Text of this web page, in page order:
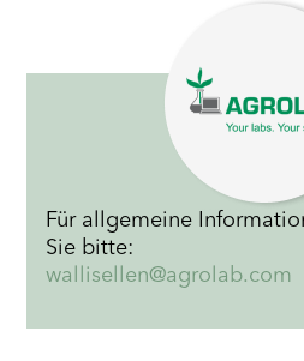
Für allgemeine
Sie bitte:
wallisellen@agrolab.com